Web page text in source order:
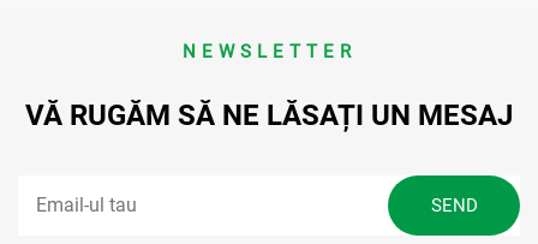
NEWSLETTER
VĂ RUGĂM SĂ NE LĂSAȚI UN MESAJ